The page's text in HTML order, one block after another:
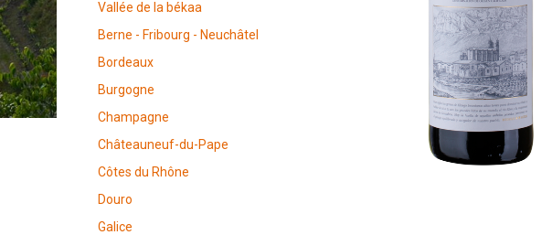
Vallée de la békaa
Berne - Fribourg - Neuchâtel
Bordeaux
Burgogne
Champagne
Châteauneuf-du-Pape
Côtes du Rhône
Douro
Galice